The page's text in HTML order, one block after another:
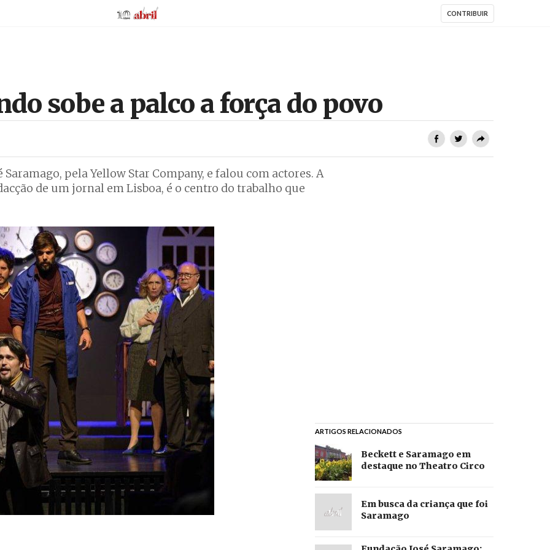
AbrilAbril CONTRIBUIR
sobe a palco a força do povo
Saramago, pela Yellow Star Company, e falou com actores. A
de um jornal em Lisboa, é o centro do trabalho que
ARTIGOS RELACIONADOS
Beckett e Saramago em
destaque no Theatro Circo
Em busca da criança que foi
Saramago